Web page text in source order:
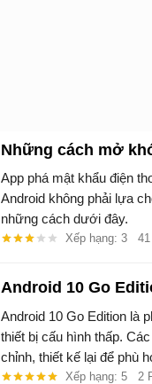
Những cách mở
App phá mật khẩu điện
Android không phải lựa
những cách dưới đây.
Xếp hạng: 3
Android 10 Go
Android 10 Go Edition là
thiết bị cấu hình thấp.
chỉnh, thiết kế lại để phù
Xếp hạng: 5 2